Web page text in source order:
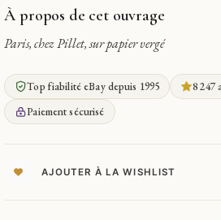
À propos de cet ouvrage
Paris, chez Pillet, sur papier vergé
Top fiabilité eBay depuis 1995 8 247
Paiement sécurisé
AJOUTER À LA WISHLIST